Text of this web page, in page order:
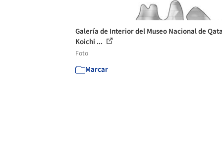
Galería de Interior del Museo Nacional de
Koichi ...
Foto
Marcar